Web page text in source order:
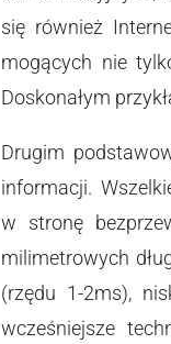
się również
mogących nie
Doskonałym
Drugim
informacji.
w stronę
milimetrowych
(rzędu 1-2ms),
wcześniejsze